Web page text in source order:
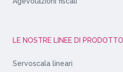
LE NOSTRE LINEE DI PRODOTTO
Servoscala lineari